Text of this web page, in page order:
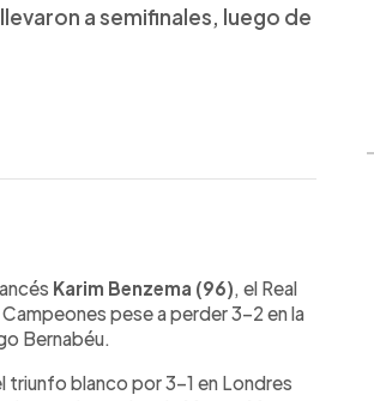
a semifinales, luego de
Karim Benzema (96), el Real
pese a perder 3-2 en la
Bernabéu.
triunfo blanco por 3-1 en Londres